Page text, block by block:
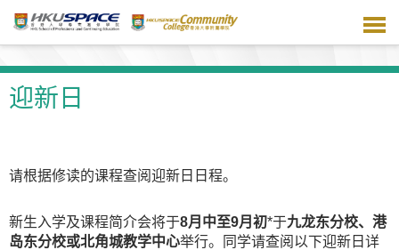
主
容迎新日
请根据修读的课程查阅迎新日日程。
新生入学及课程简介会将于8月中至9月初*于九龙东分校、港
岛东分校或北角城教学中心举行。同学请查阅以下迎新日详